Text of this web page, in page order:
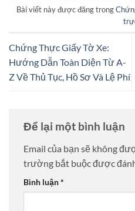
Bài viết này được đăng trong
Chứng Thực Giấy Tờ Xe:
Hướng Dẫn Toàn Diện Từ A-
Z Về Thủ Tục, Hồ Sơ Và Lệ Phí
Để lại một bình luận
Email của bạn sẽ không
trường bắt buộc được
Bình luận*